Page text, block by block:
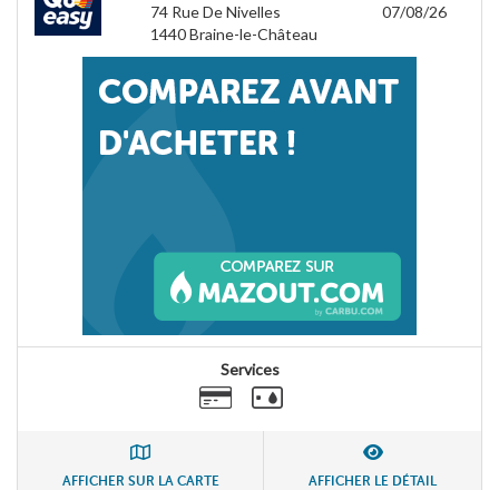
74 Rue De Nivelles
1440Braine-le-Château
07/08/26
Services
AFFICHER SUR LA CARTE AFFICHER LE DÉTAIL